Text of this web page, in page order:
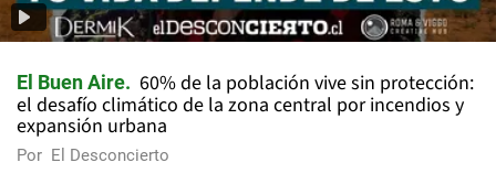
El Buen Aire
60% de la población vive sin protección:
el desafío climático de la zona central por incendios y
expansión urbana
Por El Desconcierto